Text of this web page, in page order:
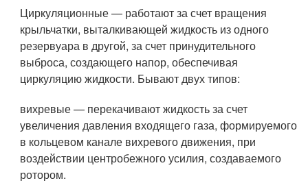
Циркуляционные — работают за счет вращения
крыльчатки, выталкивающей жидкость из одного
резервуара в другой, за счет принудительного
выброса, создающего напор, обеспечивая
циркуляцию жидкости. Бывают двух типов:
вихревые — перекачивают жидкость за счет
увеличения давления входящего газа, формируемого
в кольцевом канале вихревого движения, при
воздействии центробежного усилия, создаваемого
ротором.